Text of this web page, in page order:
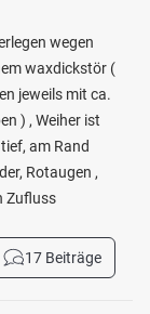
wegen
waxdickstör (
jeweils mit ca.
) , Weiher ist
am Rand
Rotaugen ,
Zufluss
17 Beiträge